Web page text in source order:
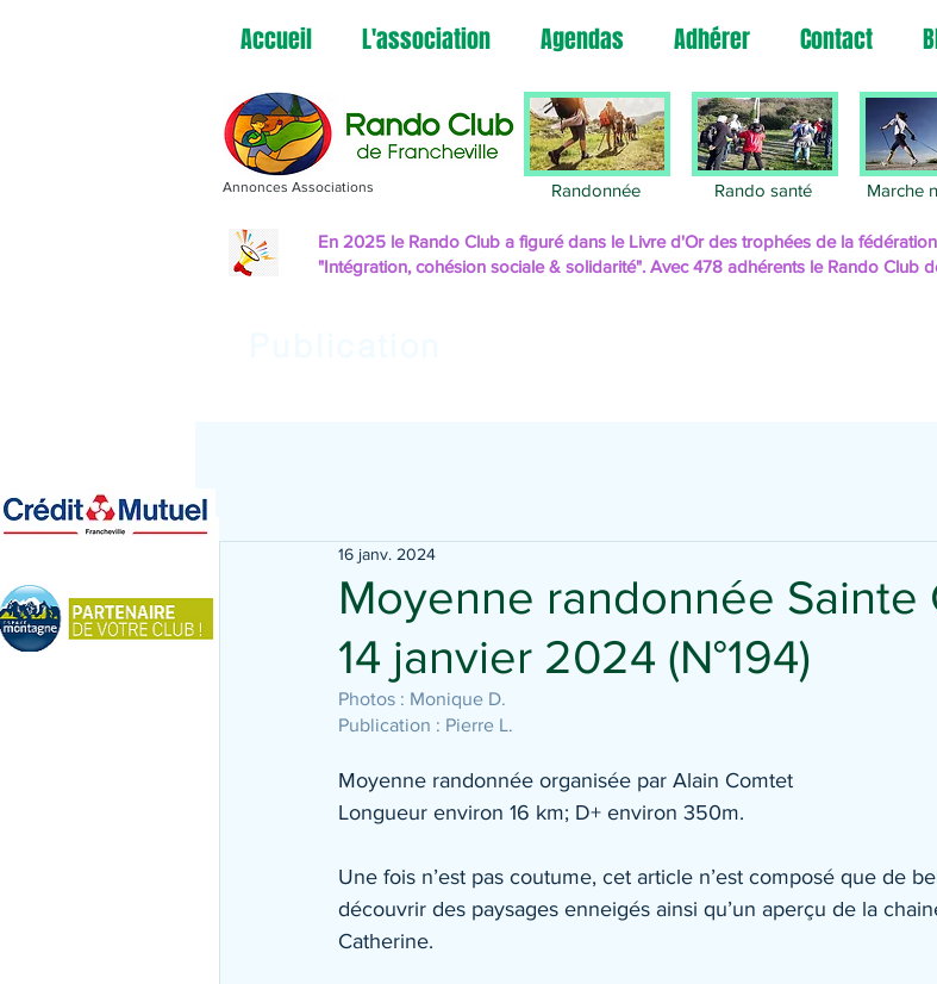
Accueil L'association Agendas Adhérer Contact
Annonces Associations
Rando
Randonnée Rando santé Marche
En 2025 le Rando Club a figuré dans le Livre d'Or des trophées de la
"Intégration, cohésion sociale & solidarité". Avec 478 adhérents le Rando Club
Moyenne randonnée Sainte
14 janvier 2024 (N°194)
16 janv. 2024
Photos : Monique D.
Publication : Pierre L.
Moyenne randonnée organisée par Alain Comtet
Longueur environ 16 km; D+ environ 350m.
Une fois n’est pas coutume, cet article n’est composé que de
découvrir des paysages enneigés ainsi qu’un aperçu de la
Catherine.